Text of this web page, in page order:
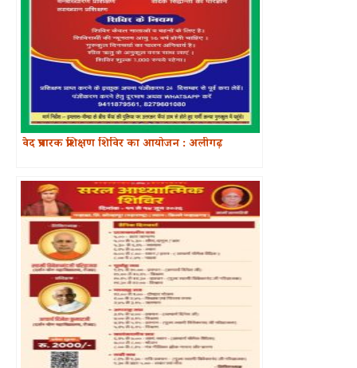
वेद प्रचारक प्रशिक्षण शिविर का आयोजन : अलीगढ़